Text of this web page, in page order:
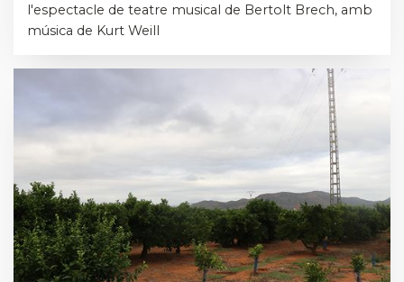
l'espectacle de teatre musical de Bertolt Brech, amb
música de Kurt Weill